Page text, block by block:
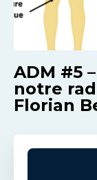
ADM #5
notre
Florian